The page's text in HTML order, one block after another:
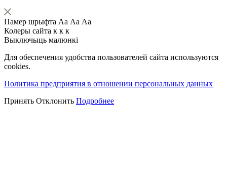
Памер шрыфта Аа Аа Аа
Колеры сайта к к к
Выключыць малюнкі
Для обеспечения удобства пользователей сайта используются
cookies.
Политика предприятия в отношении персональных данных
Принять Отклонить Подробнее